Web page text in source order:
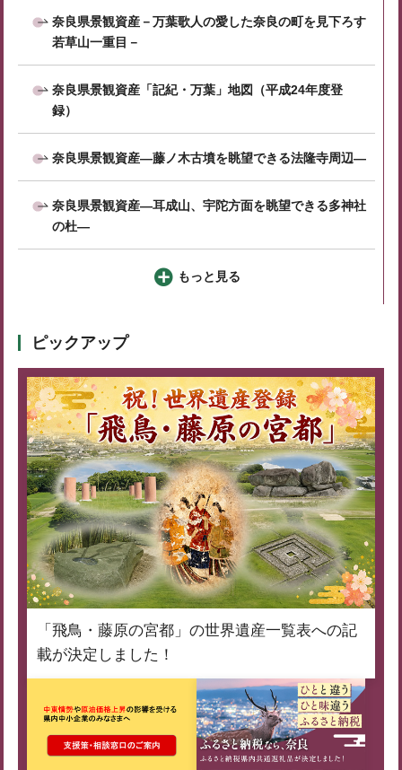
奈良県景観資産－万葉歌人の愛した奈良の町を見下ろす
若草山一重目－
奈良県景観資産「記紀・万葉」地図（平成24年度登
録）
奈良県景観資産―藤ノ木古墳を眺望できる法隆寺周辺―
奈良県景観資産―耳成山、宇陀方面を眺望できる多神社
の杜―
もっと見る
ピックアップ
「飛鳥・藤原の宮都」の世界遺産一覧表への記
載が決定しました！